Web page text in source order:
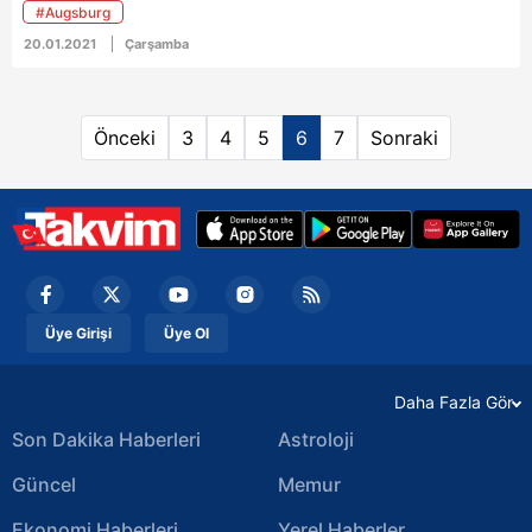
kaydetti.
#Augsburg
20.01.2021 Çarşamba
Önceki 3 4 5 6 7 Sonraki
Üye Girişi Üye Ol
Daha Fazla Gör
Son Dakika Haberleri
Güncel
Astroloji
Memur